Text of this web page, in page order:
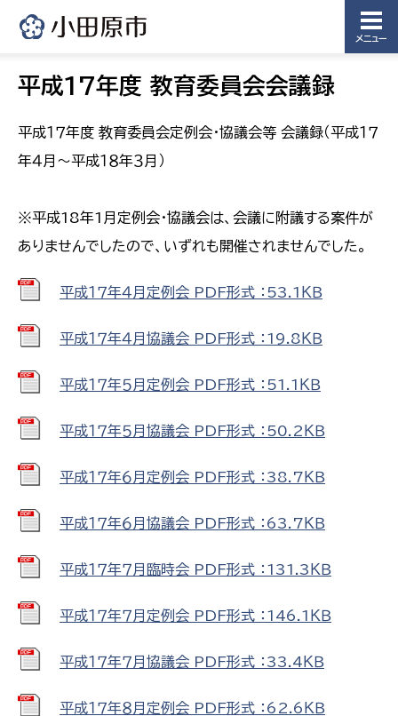
メニュー
平成17年度 教育委員会会議録
平成１７年度 教育委員会定例会・協議会等 会議録（平成１７
年４月〜平成１８年３月）
※平成18年1月定例会・協議会は、会議に附議する案件が
ありませんでしたので、いずれも開催されませんでした。
平成１７年４月定例会 PDF形式 ：53.1ＫＢ
平成１７年４月協議会 PDF形式 ：19.8ＫＢ
平成１７年５月定例会 PDF形式 ：51.1ＫＢ
平成１７年５月協議会 PDF形式 ：50.2ＫＢ
平成１７年６月定例会 PDF形式 ：38.7ＫＢ
平成１７年６月協議会 PDF形式 ：63.7ＫＢ
平成１７年７月臨時会 PDF形式 ：131.3ＫＢ
平成１７年７月定例会 PDF形式 ：146.1ＫＢ
平成１７年７月協議会 PDF形式 ：33.4ＫＢ
平成１７年８月定例会 PDF形式 ：62.6ＫＢ